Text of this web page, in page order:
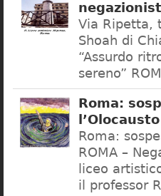
Via Ripetta,
Shoah di
“Assurdo
sereno”
Roma:
l’Olocausto
Roma:
ROMA –
liceo
il professor